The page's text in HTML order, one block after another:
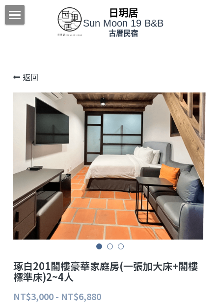
日玥居
Sun Moon 19 B&B
古厝民宿
金門旅遊
時尚百年古厝
客房及旅遊服務
優質民宿
金門自由行
行程建議
返回
琢白201閣樓豪華家庭房(一張加大床+閣樓
標準床)2~4人
NT$3,000 - NT$6,880
商品分類